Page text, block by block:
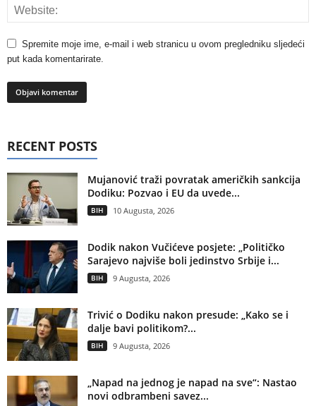
Spremite moje ime, e-mail i web stranicu u ovom pregledniku sljedeći
put kada komentarirate.
RECENT POSTS
Mujanović traži povratak američkih sankcija
Dodiku: Pozvao i EU da uvede...
BIH 10 Augusta, 2026
Dodik nakon Vučićeve posjete: „Političko
Sarajevo najviše boli jedinstvo Srbije i...
BIH 9 Augusta, 2026
Trivić o Dodiku nakon presude: „Kako se i
dalje bavi politikom?...
BIH 9 Augusta, 2026
„Napad na jednog je napad na sve“: Nastao
novi odbrambeni savez...